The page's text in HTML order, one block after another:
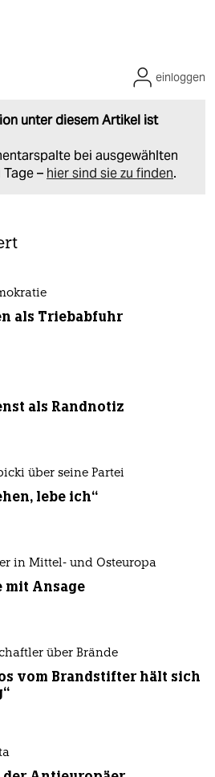
unter diesem Artikel ist
bei ausgewählten
– hier sind sie zu finden.
einloggen
als Triebabfuhr
als Randnotiz
über seine Partei
lebe ich“
in Mittel- und Osteuropa
mit Ansage
über Brände
vom Brandstifter hält sich